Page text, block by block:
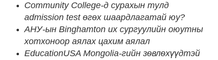
Community College-д сурахын тулд
admission test өгөх шаардлагатай юу?
АНУ-ын Binghamton их сургуулийн оюутны
хотхоноор аялах цахим аялал
EducationUSA Mongolia-гийн зѳвлѳхүүдтэй